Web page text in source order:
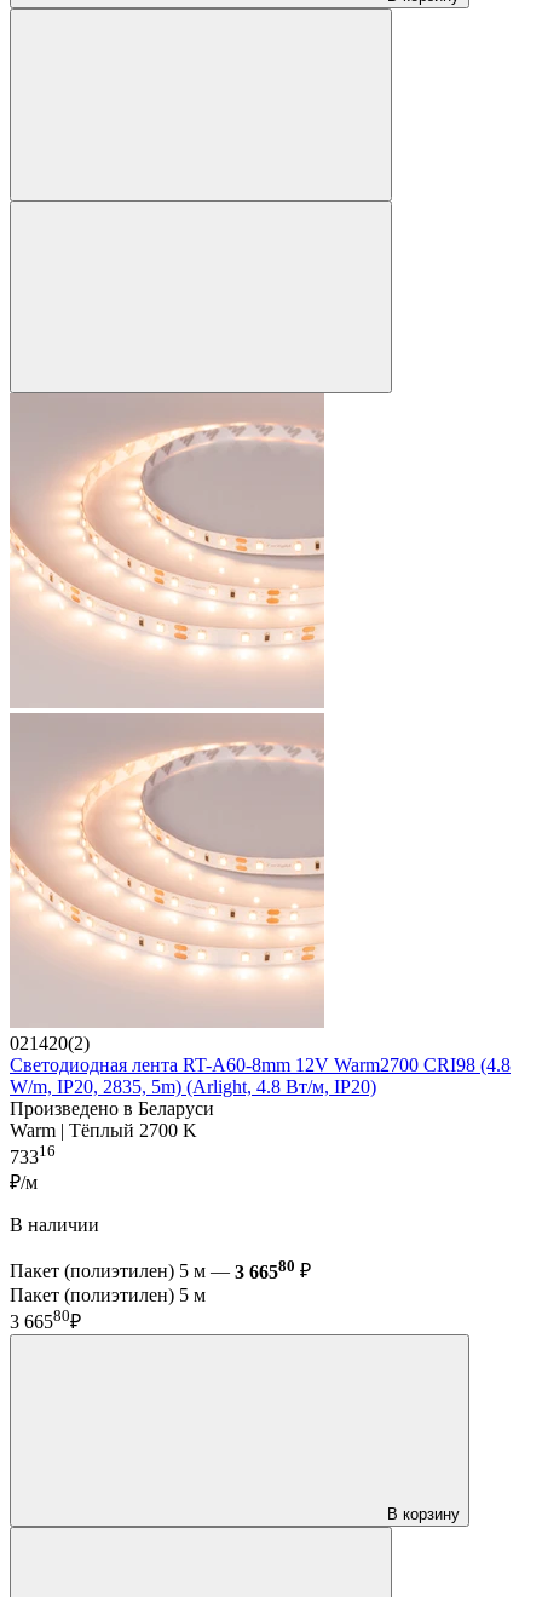
021420(2)
Светодиодная лента RT-A60-8mm 12V Warm2700 CRI98 (4.8
W/m, IP20, 2835, 5m) (Arlight, 4.8 Вт/м, IP20)
Произведено в Беларуси
Warm | Тёплый 2700 K
73316
₽/м
В наличии
Пакет (полиэтилен) 5 м — 3 66580 ₽
Пакет (полиэтилен) 5 м
3 66580₽
В корзину